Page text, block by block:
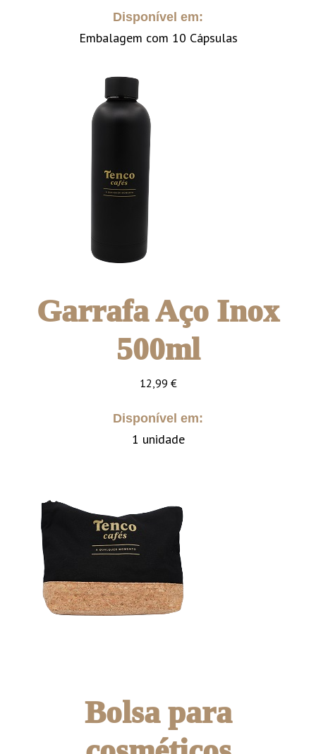
Disponível em:
Embalagem com 10 Cápsulas
Garrafa Aço Inox
500ml
12,99 €
Disponível em:
1 unidade
Bolsa para